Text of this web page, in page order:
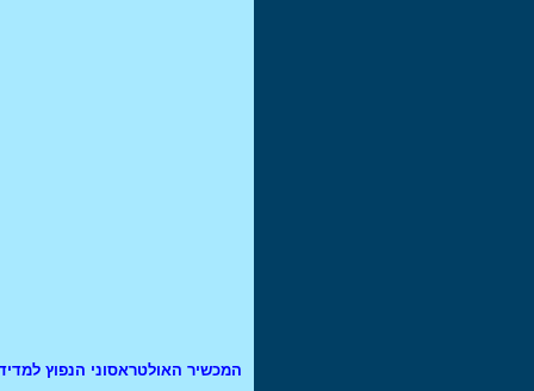
המכשיר האולטראסוני הנפוץ